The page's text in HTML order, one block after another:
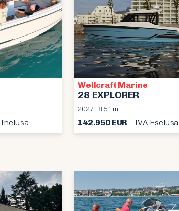
Wellcraft Marine
28 EXPLORER
2027 | 8,51 m
142.950 EUR - IVA Esclusa